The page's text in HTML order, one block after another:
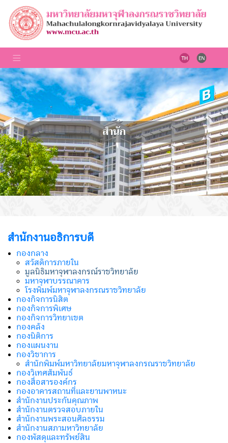
สำนัก
สำนักงานอธิการบดี
กองกลาง
สวัสดิการภายใน
มูลนิธิมหาจุฬาลงกรณ์ราชวิทยาลัย
มหาจุฬาบรรณาคาร
โรงพิมพ์มหาจุฬาลงกรณราชวิทยาลัย
กองกิจการนิสิต
กองกิจการพิเศษ
กองกิจการวิทยาเขต
กองคลัง
กองนิติการ
กองแผนงาน
กองวิชาการ
สำนักพิมพ์มหาวิทยาลัยมหาจุฬาลงกรณราชวิทยาลัย
กองวิเทศสัมพันธ์
กองสื่อสารองค์กร
กองอาคารสถานที่และยานพาหนะ
สำนักงานประกันคุณภาพ
สำนักงานตรวจสอบภายใน
สำนักงานพระสอนศีลธรรม
สำนักงานสภามหาวิทยาลัย
กองพัสดุและทรัพย์สิน